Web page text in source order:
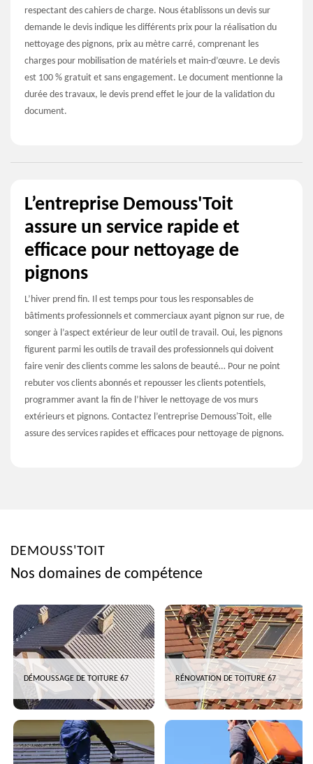
respectant des cahiers de charge. Nous établissons un devis sur
demande le devis indique les différents prix pour la réalisation du
nettoyage des pignons, prix au mètre carré, comprenant les
charges pour mobilisation de matériels et main-d’œuvre. Le devis
est 100 % gratuit et sans engagement. Le document mentionne la
durée des travaux, le devis prend effet le jour de la validation du
document.
L’entreprise Demouss'Toit
assure un service rapide et
efficace pour nettoyage de
pignons
L’hiver prend fin. Il est temps pour tous les responsables de
bâtiments professionnels et commerciaux ayant pignon sur rue, de
songer à l’aspect extérieur de leur outil de travail. Oui, les pignons
figurent parmi les outils de travail des professionnels qui doivent
faire venir des clients comme les salons de beauté… Pour ne point
rebuter vos clients abonnés et repousser les clients potentiels,
programmer avant la fin de l’hiver le nettoyage de vos murs
extérieurs et pignons. Contactez l’entreprise Demouss'Toit, elle
assure des services rapides et efficaces pour nettoyage de pignons.
DEMOUSS'TOIT
Nos domaines de compétence
DÉMOUSSAGE DE TOITURE 67 RÉNOVATION DE TOITURE 67